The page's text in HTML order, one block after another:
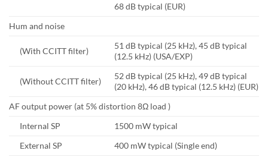
68 dB typical (EUR)
Hum and noise
(With CCITT filter)
51 dB typical (25 kHz), 45 dB typical
(12.5 kHz) (USA/EXP)
(Without CCITT filter)
52 dB typical (25 kHz), 49 dB typical
(20 kHz), 46 dB typical (12.5 kHz) (EUR)
AF output power (at 5% distortion 8Ω load )
Internal SP
1500 mW typical
External SP
400 mW typical (Single end)